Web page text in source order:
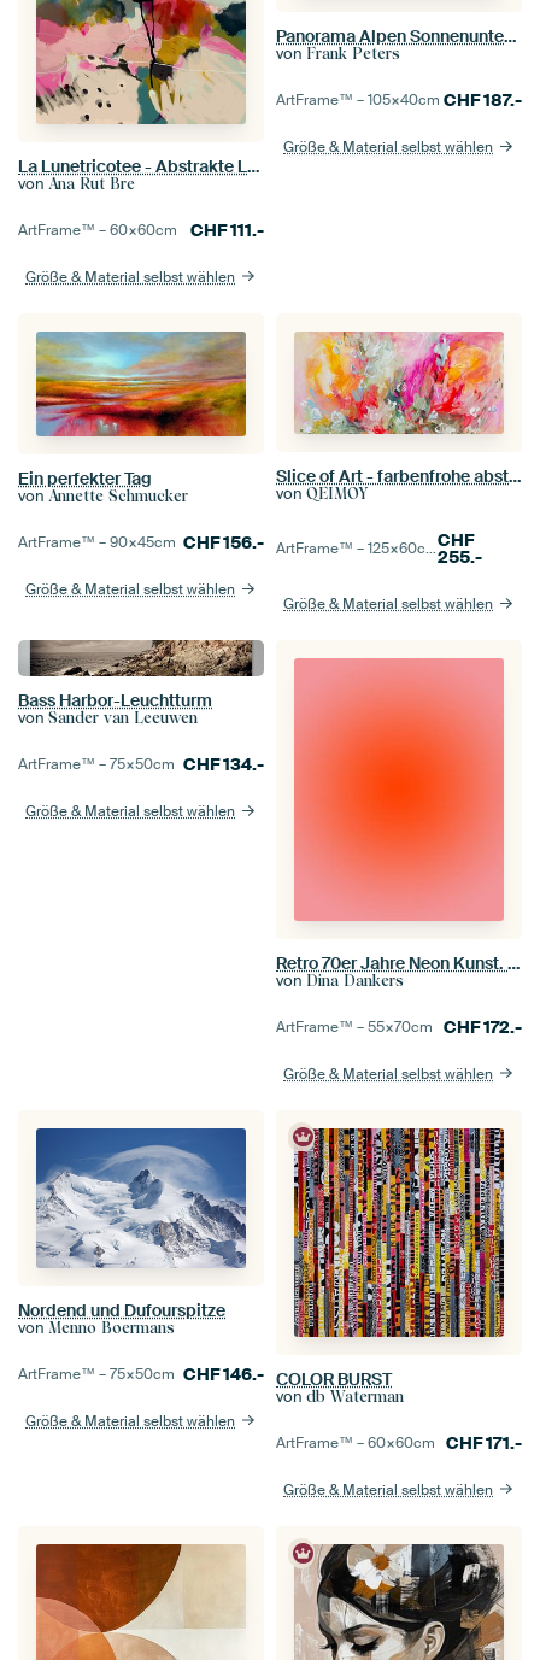
La Lunetricotee - Abstrakte Landschaft
von Ana Rut Bre
ArtFrame™ –60×60cm CHF111.-
Größe & Material selbst wählen
Panorama Alpen Sonnenuntergang
von Frank Peters
ArtFrame™ –105×40cm CHF187.-
Größe & Material selbst wählen
Ein perfekter Tag
von Annette Schmucker
ArtFrame™ –90×45cm CHF156.-
Größe & Material selbst wählen
Slice of Art - farbenfrohe abstrakte Malerei
von QEIMOY
ArtFrame™ –125×60cm CHF
255.-
Größe & Material selbst wählen
Bass Harbor-Leuchtturm
von Sander van Leeuwen
ArtFrame™ –75×50cm CHF134.-
Größe & Material selbst wählen
Retro 70er Jahre Neon Kunst. Abstrakter Farbverlauf in Orange und Pink
von Dina Dankers
ArtFrame™ –55×70cm CHF172.-
Größe & Material selbst wählen
Nordend und Dufourspitze
von Menno Boermans
ArtFrame™ –75×50cm CHF146.-
Größe & Material selbst wählen
COLOR BURST
von db Waterman
ArtFrame™ –60×60cm CHF171.-
Größe & Material selbst wählen